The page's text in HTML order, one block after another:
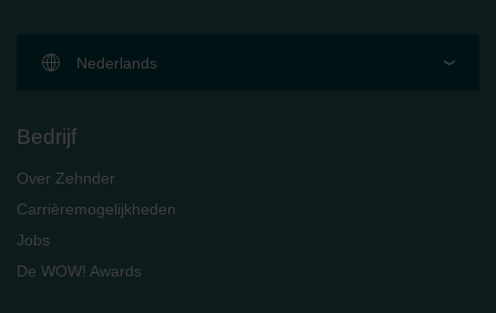
Nederlands
Bedrijf
Over Zehnder
Carrièremogelijkheden
Jobs
De WOW! Awards